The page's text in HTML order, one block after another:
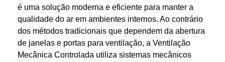
é uma solução moderna e eficiente para manter a
qualidade do ar em ambientes internos. Ao contrário
dos métodos tradicionais que dependem da abertura
de janelas e portas para ventilação, a Ventilação
Mecânica Controlada utiliza sistemas mecânicos